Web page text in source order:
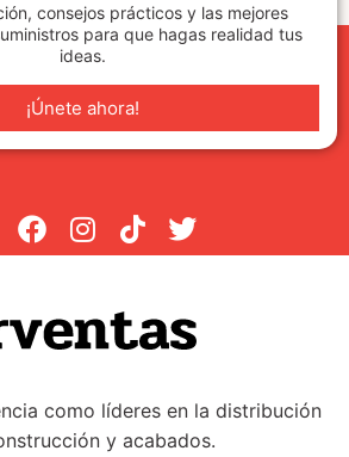
consejos prácticos y las mejores
para que hagas realidad tus
ideas.
¡Únete ahora!
como líderes en la distribución
y acabados.